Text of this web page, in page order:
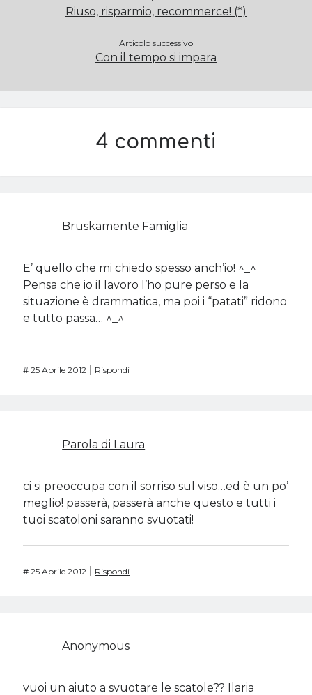
Riuso, risparmio, recommerce! (*)
Articolo successivo
Con il tempo si impara
4 commenti
Bruskamente Famiglia
E’ quello che mi chiedo spesso anch’io! ^_^
Pensa che io il lavoro l’ho pure perso e la
situazione è drammatica, ma poi i “patati” ridono
e tutto passa… ^_^
#25 Aprile 2012 Rispondi
Parola di Laura
ci si preoccupa con il sorriso sul viso…ed è un po’
meglio! passerà, passerà anche questo e tutti i
tuoi scatoloni saranno svuotati!
#25 Aprile 2012 Rispondi
Anonymous
vuoi un aiuto a svuotare le scatole?? Ilaria